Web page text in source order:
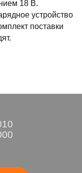
18 В.
устройство
поставки